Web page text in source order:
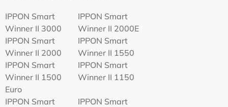
IPPON Smart
Winner II 3000
IPPON Smart
Winner II 2000E
IPPON Smart
Winner II 2000
IPPON Smart
Winner II 1550
IPPON Smart
Winner II 1500
Euro
IPPON Smart
Winner II 1150
IPPON Smart
IPPON Smart